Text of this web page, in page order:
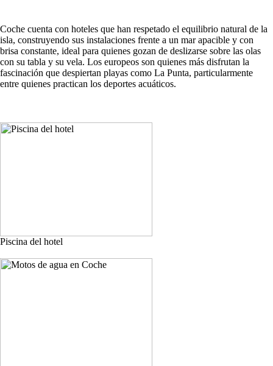
Coche cuenta con hoteles que han respetado el equilibrio natural de la
isla, construyendo sus instalaciones frente a un mar apacible y con
brisa constante, ideal para quienes gozan de deslizarse sobre las olas
con su tabla y su vela. Los europeos son quienes más disfrutan la
fascinación que despiertan playas como La Punta, particularmente
entre quienes practican los deportes acuáticos.
Piscina del hotel